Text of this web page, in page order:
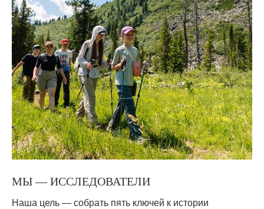
МЫ — ИССЛЕДОВАТЕЛИ
Наша цель — собрать пять ключей к истории